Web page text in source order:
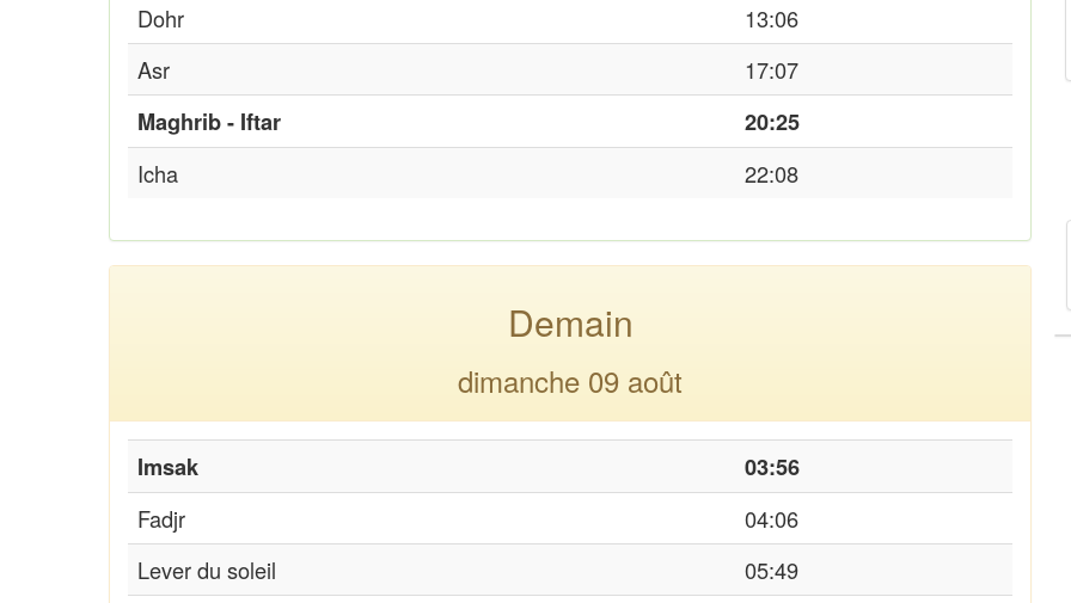
Dohr
13:06
Asr
17:07
Maghrib - Iftar
20:25
Icha
22:08
Demain
dimanche 09 août
Imsak
03:56
Fadjr
04:06
Lever du soleil
05:49